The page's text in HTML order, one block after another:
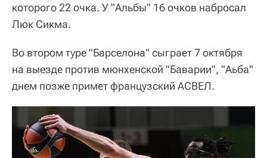
которого 22 очка. У "Альбы" 16 очков набросал
Люк Сикма.
Во втором туре "Барселона" сыграет 7 октября
на выезде против мюнхенской "Баварии", "Аьба"
днем позже примет французский АСВЕЛ.